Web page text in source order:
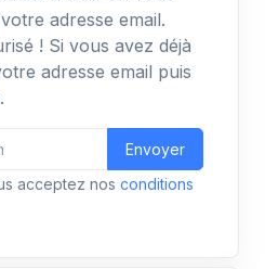
adresse email.
! Si vous avez déjà
adresse email puis
Envoyer
acceptez nos conditions